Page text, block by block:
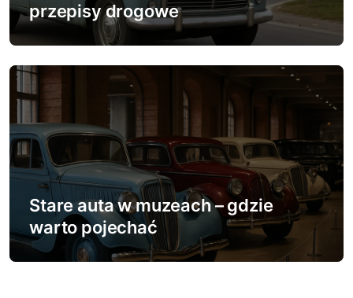
przepisy drogowe
Stare auta w muzeach – gdzie
warto pojechać